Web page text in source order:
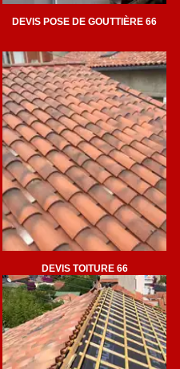
DEVIS POSE DE GOUTTIÈRE 66
DEVIS TOITURE 66